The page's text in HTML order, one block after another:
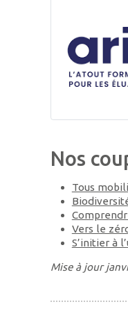
Nos
Tous
Vers le
S’initier à
Mise à jour